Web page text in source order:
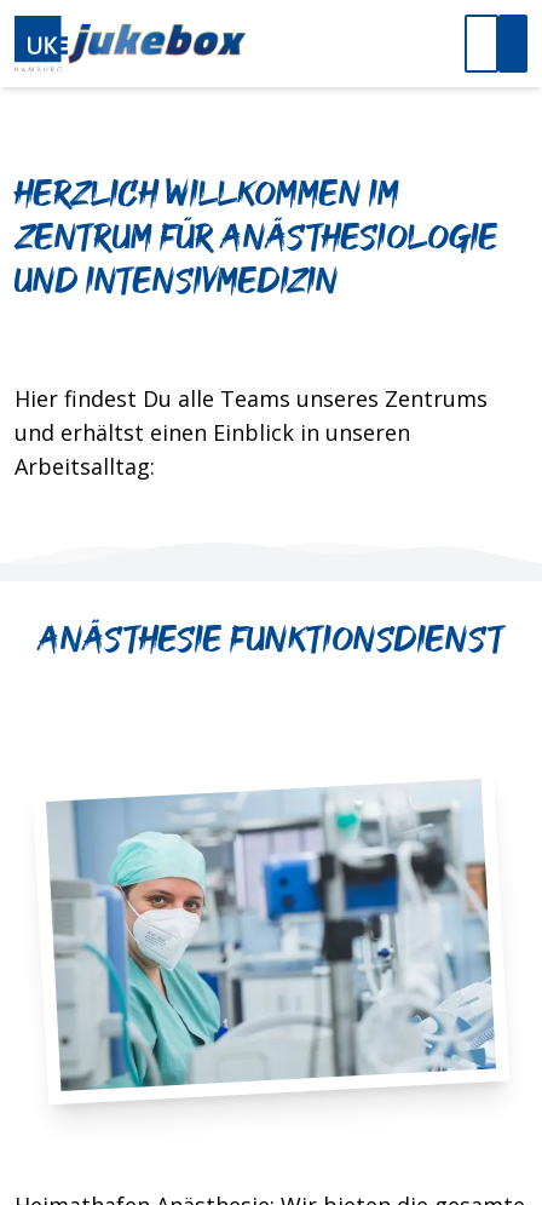
Herzlich Willkommen im
Zentrum für Anästhesiologie
und Intensivmedizin
Hier findest Du alle Teams unseres Zentrums
und erhältst einen Einblick in unseren
Arbeitsalltag:
Anästhesie Funktionsdienst